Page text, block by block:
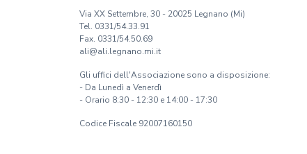
Via XX Settembre, 30 - 20025 Legnano (Mi)
Tel. 0331/54.33.91
Fax. 0331/54.50.69
ali@ali.legnano.mi.it
Gli uffici dell'Associazione sono a disposizione:
- Da Lunedì a Venerdì
- Orario 8:30 - 12:30 e 14:00 - 17:30
Codice Fiscale 92007160150